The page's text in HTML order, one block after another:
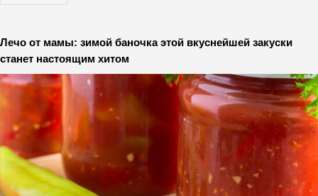
Лечо от мамы: зимой баночка этой вкуснейшей закуски
станет настоящим хитом